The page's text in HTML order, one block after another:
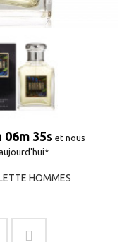
06m 35s et nous
HOMMES